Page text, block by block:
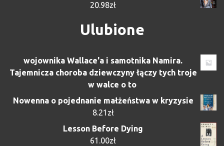
20.98zł
Ulubione
wojownika Wallace'a i samotnika Namira.
Tajemnicza choroba dziewczyny łączy tych troje
w walce o to
Nowenna o pojednanie małżeństwa w kryzysie
8.21 zł
Lesson Before Dying
61.00zł